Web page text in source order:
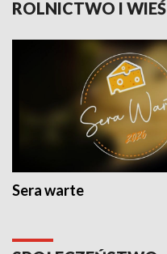
ROLNICTWO I WIEŚ
Sera warte